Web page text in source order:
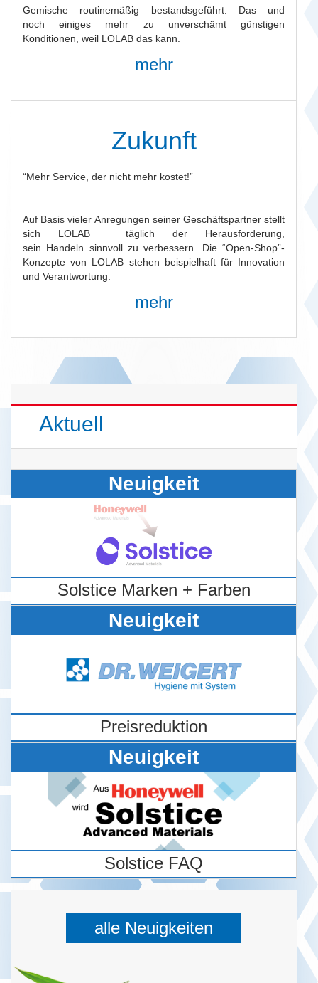
Gemische routinemäßig bestandsgeführt. Das und
noch einiges mehr zu unverschämt günstigen
Konditionen, weil LOLAB das kann.
mehr
Zukunft
“Mehr Service, der nicht mehr kostet!”
Auf Basis vieler Anregungen seiner Geschäftspartner stellt
sich LOLAB täglich der Herausforderung,
sein Handeln sinnvoll zu verbessern. Die “Open-Shop”-
Konzepte von LOLAB stehen beispielhaft für Innovation
und Verantwortung.
mehr
Aktuell
Neuigkeit
Solstice Marken + Farben
Neuigkeit
Preisreduktion
Neuigkeit
Solstice FAQ
alle Neuigkeiten